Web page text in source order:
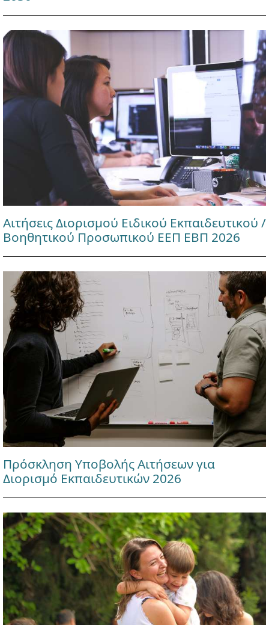
Αιτήσεις Διορισμού Ειδικού Εκπαιδευτικού /
Βοηθητικού Προσωπικού ΕΕΠ ΕΒΠ 2026
Πρόσκληση Υποβολής Αιτήσεων για
Διορισμό Εκπαιδευτικών 2026